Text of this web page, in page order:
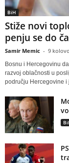
BiH
Stiže novi
penju se do
Samir Memic - 9
Bosnu i Hercegovinu
razvoj oblačnosti u
području Hercegovine i